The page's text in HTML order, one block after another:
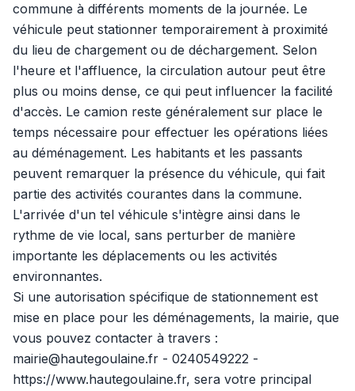
commune à différents moments de la journée. Le
véhicule peut stationner temporairement à proximité
du lieu de chargement ou de déchargement. Selon
l'heure et l'affluence, la circulation autour peut être
plus ou moins dense, ce qui peut influencer la facilité
d'accès. Le camion reste généralement sur place le
temps nécessaire pour effectuer les opérations liées
au déménagement. Les habitants et les passants
peuvent remarquer la présence du véhicule, qui fait
partie des activités courantes dans la commune.
L'arrivée d'un tel véhicule s'intègre ainsi dans le
rythme de vie local, sans perturber de manière
importante les déplacements ou les activités
environnantes.
Si une autorisation spécifique de stationnement est
mise en place pour les déménagements, la mairie, que
vous pouvez contacter à travers :
mairie@hautegoulaine.fr - 0240549222 -
https://www.hautegoulaine.fr, sera votre principal